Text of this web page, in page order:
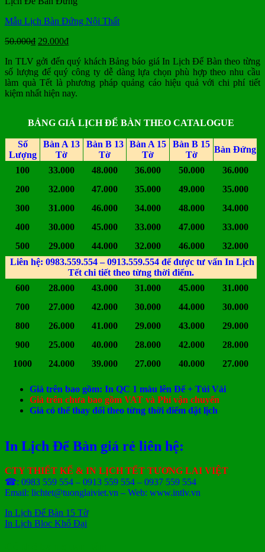
Mẫu Lịch Bàn Đứng Nội Thất
50.000₫ Giá
là:
50.000₫.
29.000₫Giá
tại
là:
29.000₫.
In TLV gởi đến quý khách Bảng báo giá In Lịch Để Bàn theo từng
số lượng để quý công ty dễ dàng lựa chọn phù hợp theo nhu cầu
làm quà Tết là phương pháp quảng cáo hiệu quả với chi phí tiết
kiệm nhất hiện nay.
BẢNG GIÁ LỊCH ĐỂ BÀN THEO CATALOGUE
Số
Lượng
Bàn A 13
Tờ
Bàn B 13
Tờ
Bàn A 15
Tờ
Bàn B 15
Tờ
Bàn Đứng
100 33.000 48.000 36.000 50.000
36.000
200
32.000 47.000 35.000 49.000
35.000
300
31.000 46.000 34.000 48.000
34.000
400
30.000 45.000 33.000 47.000
33.000
500
29.000 44.000 32.000 46.000
32.000
Liên hệ: 0983.559.554 – 0913.559.554 để được tư vấn In Lịch
Tết chi tiết theo từng thời điểm.
600
28.000 43.000 31.000 45.000
31.000
700
27.000 42.000 30.000 44.000
30.000
800
26.000 41.000 29.000 43.000
29.000
900
25.000 40.000 28.000 42.000
28.000
1000
24.000 39.000 27.000 40.000 27.000
Giá trên bao gồm: In QC 1 màu lên Đế + Túi Vải
Giá trên chưa bao gồm VAT và Phí vận chuyển
Giá có thể thay đổi theo từng thời điểm đặt lịch
In Lịch Để Bàn giá rẻ liên hệ:
CTY THIẾT KẾ & IN LỊCH TẾT TƯƠNG LAI VIỆT
☎: 0983 559 554 – 0913 559 554 – 0937 559 554
Email: lichtet@tuonglaiviet.vn – Web: www.intlv.vn
In Lịch Để Bàn 15 Tờ
In Lịch Bloc Khổ Đại